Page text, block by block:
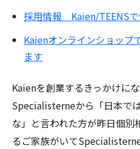
採用情報 Kaien/TEENSで
Kaienオンラインショップ
ます
Kaienを創業するきっかけに
Specialisterneから「日本で
な」と言われた方が昨日個別
るご家族がいて